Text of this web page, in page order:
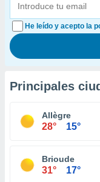
He leído y acepto la
Principales
Allègre
28° 15°
Brioude
31° 17°